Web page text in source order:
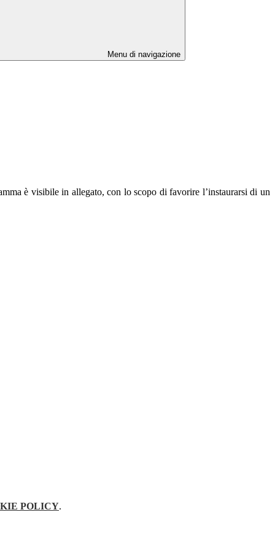
Menu di navigazione
è visibile in allegato, con lo scopo di favorire l’instaurarsi di un
POLICY.